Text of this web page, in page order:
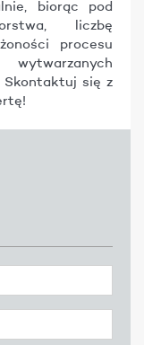
biorąc pod
liczbę
procesu
Skontaktuj się z